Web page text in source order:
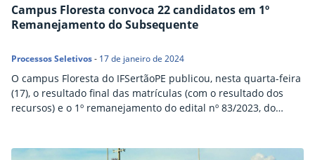
Campus Floresta convoca 22 candidatos em 1º
Remanejamento do Subsequente
Processos Seletivos- 17 de janeiro de 2024
O campus Floresta do IFSertãoPE publicou, nesta quarta-feira
(17), o resultado final das matrículas (com o resultado dos
recursos) e o 1º remanejamento do edital nº 83/2023, do
Agropecuária. Os candidatos selecionados devem realizar a